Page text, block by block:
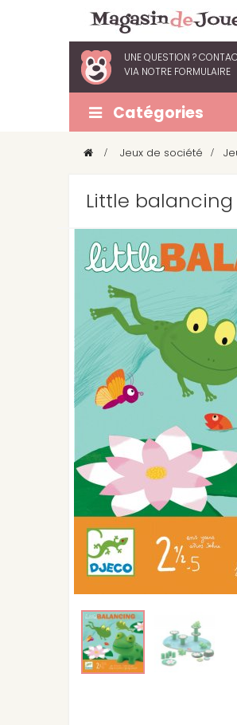
UNE QUESTION ?
VIA NOTRE FORMULAIRE
Catégories
> Jeux de société >
Little